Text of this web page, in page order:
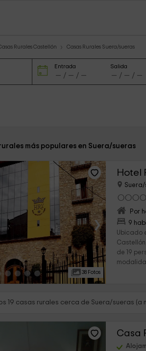
Rurales Castellón Casas Rurales Suera/sueras
Entrada Salida
más populares en Suera/sueras
›
38 Fotos
Hotel
Por
9
Ubicado
de 19
19 casas rurales cerca de Suera/sueras (a
Casa